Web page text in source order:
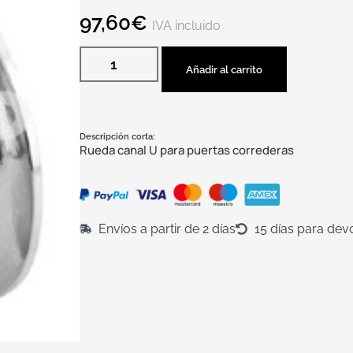
97,60€ IVA incluido
Añadir al carrito
Descripción corta:
Rueda canal U para puertas correderas
Envíos a partir de 2 días 15 días para